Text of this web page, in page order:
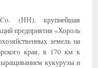
(НН), крупнейшая
предприятия «Хороль
земель на
края, в 170 км к
кукурузы и